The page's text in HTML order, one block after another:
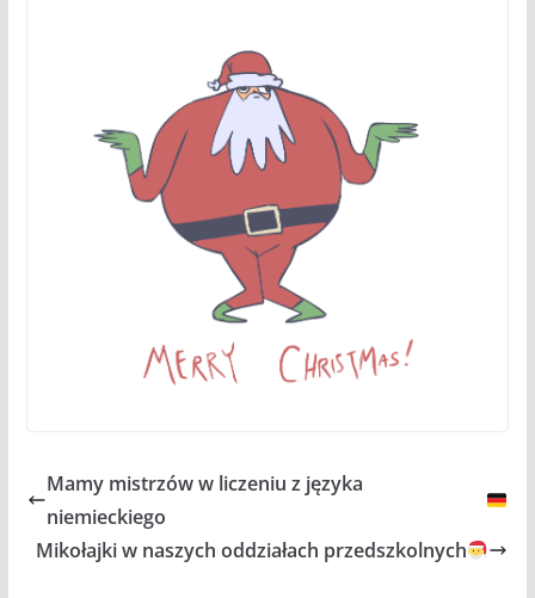
Mamy mistrzów w liczeniu z języka
niemieckiego
Mikołajki w naszych oddziałach przedszkolnych